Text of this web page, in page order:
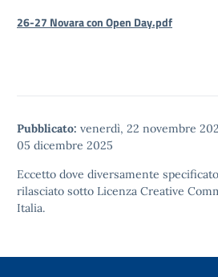
26-27 Novara con Open Day.pdf
Pubblicato: venerdì, 22 novembre
05 dicembre 2025
Eccetto dove diversamente
rilasciato sotto Licenza Creative
Italia.